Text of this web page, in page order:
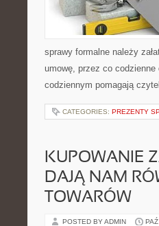
sprawy formalne należy
umowę, przez co
codziennym pomagają
CATEGORIES: PREZENTY
KUPOWANIE
DAJĄ NAM
TOWARÓW
POSTED BY ADMIN